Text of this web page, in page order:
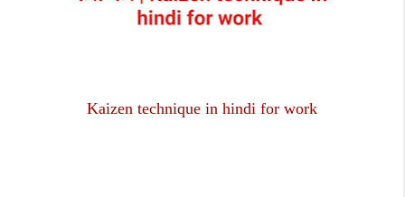
Kaizen technique in hindi for work